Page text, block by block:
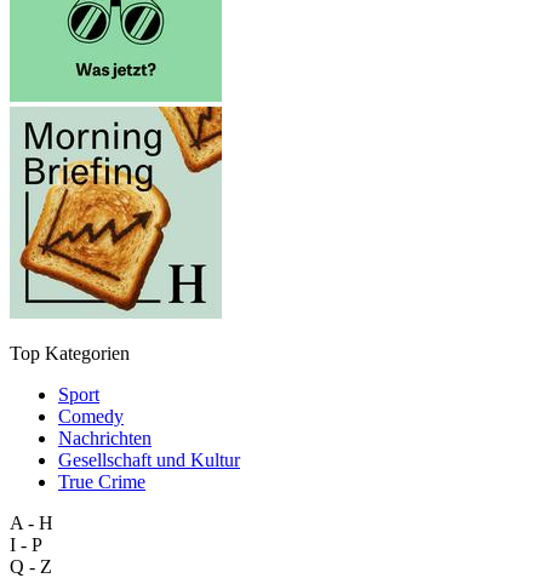
Top Kategorien
Sport
Comedy
Nachrichten
Gesellschaft und Kultur
True Crime
A - H
I - P
Q - Z